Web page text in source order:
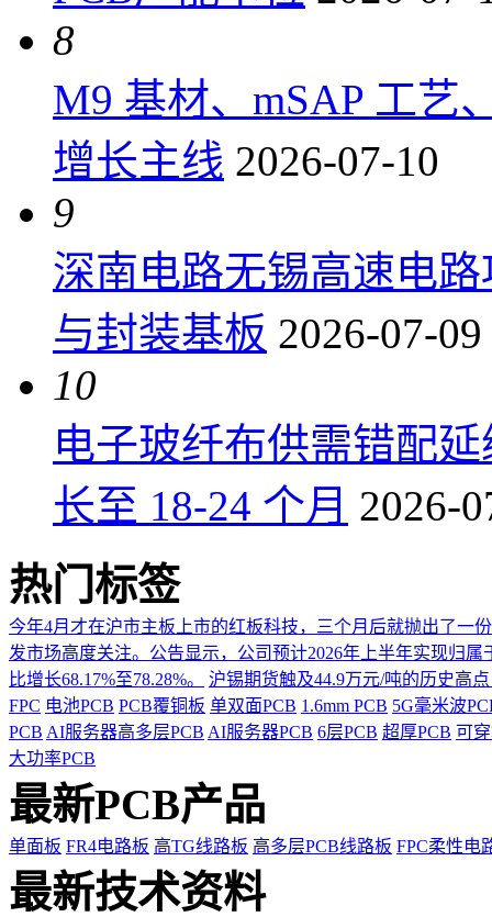
8
M9 基材、mSAP 工艺
增长主线 2026-07-10
9
深南电路无锡高速电
与封装基板 2026-07-09
10
电子玻纤布供需错配
长至 18-24 个月 2026-
热门标签
今年4月才在沪市主板上市的红板科技，三个月后就抛出了一
发市场高度关注。公告显示，公司预计2026年上半年实现归
比增长68.17%至78.28%。
沪锡期货触及44.9万元/吨的历史高
FPC 电池PCB PCB覆铜板 单双面PCB 1.6mm PCB 5G毫米波
PCB AI服务器高多层PCB AI服务器PCB 6层PCB 超厚PCB 可
大功率PCB
最新PCB产品
单面板 FR4电路板 高TG线路板 高多层PCB线路板 FPC柔性电
最新技术资料